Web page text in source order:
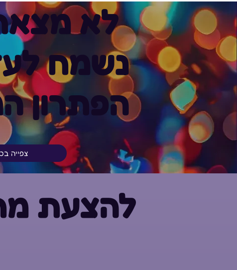
לא
נשמח
הפתרון
צפייה
להצעת